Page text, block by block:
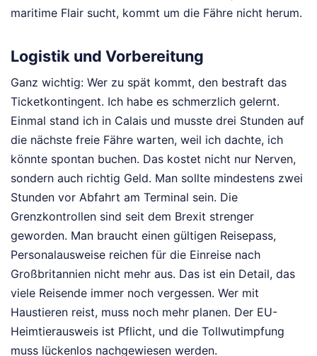
maritime Flair sucht, kommt um die Fähre nicht herum.
Logistik und Vorbereitung
Ganz wichtig: Wer zu spät kommt, den bestraft das
Ticketkontingent. Ich habe es schmerzlich gelernt.
Einmal stand ich in Calais und musste drei Stunden auf
die nächste freie Fähre warten, weil ich dachte, ich
könnte spontan buchen. Das kostet nicht nur Nerven,
sondern auch richtig Geld. Man sollte mindestens zwei
Stunden vor Abfahrt am Terminal sein. Die
Grenzkontrollen sind seit dem Brexit strenger
geworden. Man braucht einen gültigen Reisepass,
Personalausweise reichen für die Einreise nach
Großbritannien nicht mehr aus. Das ist ein Detail, das
viele Reisende immer noch vergessen. Wer mit
Haustieren reist, muss noch mehr planen. Der EU-
Heimtierausweis ist Pflicht, und die Tollwutimpfung
muss lückenlos nachgewiesen werden.